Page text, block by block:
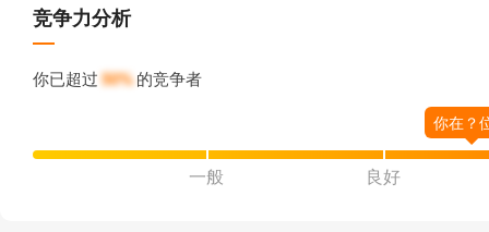
竞争力分析
你已超过50%的竞争者
一般 良好